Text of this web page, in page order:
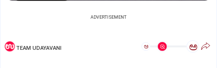
ADVERTISEMENT
TEAM UDAYAVANI ಅ ಅ